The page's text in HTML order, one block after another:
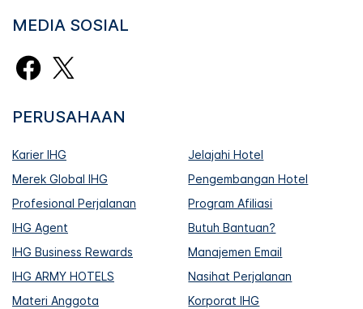
MEDIA SOSIAL
PERUSAHAAN
Karier IHG
Jelajahi Hotel
Merek Global IHG
Pengembangan Hotel
Profesional Perjalanan
Program Afiliasi
IHG Agent
Butuh Bantuan?
IHG Business Rewards
Manajemen Email
IHG ARMY HOTELS
Nasihat Perjalanan
Materi Anggota
Korporat IHG